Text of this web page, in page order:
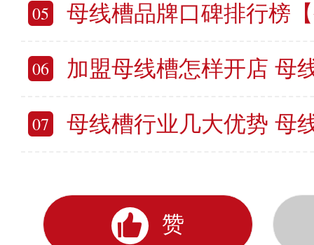
05 母线槽品牌口碑排行榜【公
06 加盟母线槽怎样开店 母线
07 母线槽行业几大优势 母线槽
赞